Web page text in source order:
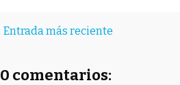
Entrada más reciente
0 comentarios: